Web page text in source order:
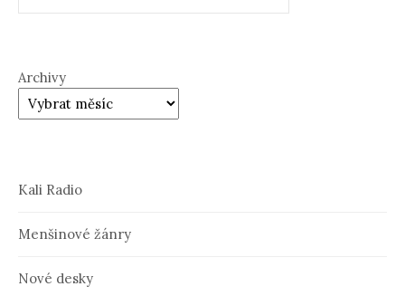
Archivy
Kali Radio
Menšinové žánry
Nové desky